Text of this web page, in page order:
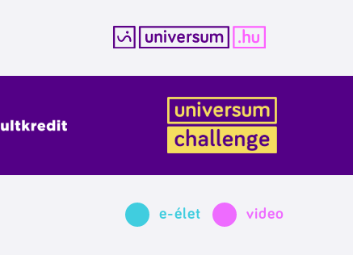
e-élet video